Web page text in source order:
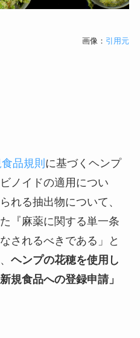
画像： 引用元
品規則 に基づくヘンプ
ノイドの適用につい
れる抽出物について、
『麻薬に関する単一条
されるべきである」と
ヘンプの花穂を使用し
規食品への登録申請」